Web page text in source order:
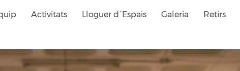
Activitats Lloguer d´Espais Galeria Retirs